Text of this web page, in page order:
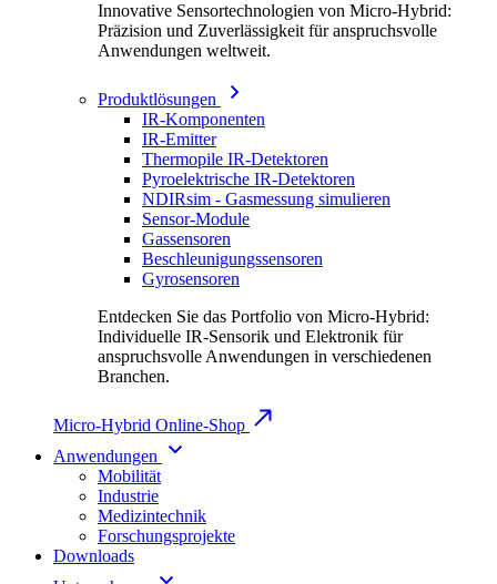
Innovative Sensortechnologien von Micro-Hybrid:
Präzision und Zuverlässigkeit für anspruchsvolle
Anwendungen weltweit.
Produktlösungen
IR-Komponenten
IR-Emitter
Thermopile IR-Detektoren
Pyroelektrische IR-Detektoren
NDIRsim - Gasmessung simulieren
Sensor-Module
Gassensoren
Beschleunigungssensoren
Gyrosensoren
Entdecken Sie das Portfolio von Micro-Hybrid:
Individuelle IR-Sensorik und Elektronik für
anspruchsvolle Anwendungen in verschiedenen
Branchen.
Micro-Hybrid Online-Shop
Anwendungen
Mobilität
Industrie
Medizintechnik
Forschungsprojekte
Downloads